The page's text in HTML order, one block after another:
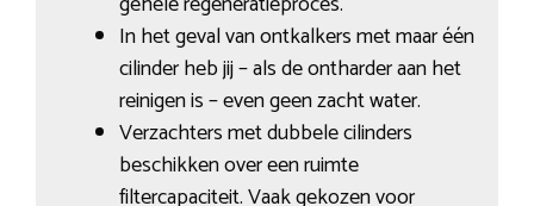
In het geval van ontkalkers met maar één
cilinder heb jij – als de ontharder aan het
reinigen is – even geen zacht water.
Verzachters met dubbele cilinders
beschikken over een ruimte
filtercapaciteit. Vaak gekozen voor